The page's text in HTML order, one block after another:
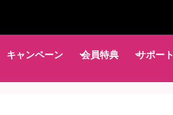
キャンペーン 会員特典 サポート